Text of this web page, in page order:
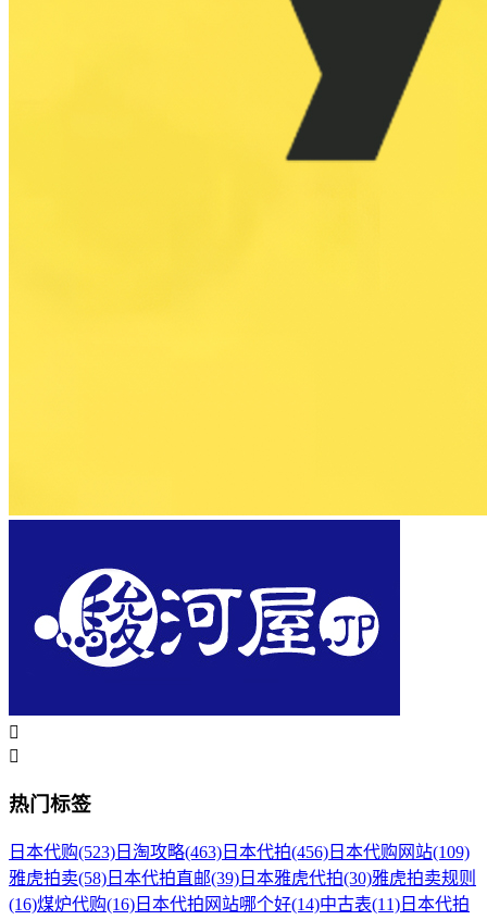


热门标签
日本代购(523) 日淘攻略(463) 日本代拍(456) 日本代购网站(109)
雅虎拍卖(58) 日本代拍直邮(39) 日本雅虎代拍(30)雅虎拍卖规则
(16)煤炉代购(16) 日本代拍网站哪个好(14)中古表(11) 日本代拍